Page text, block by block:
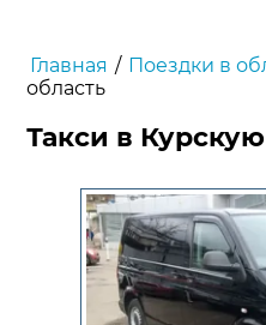
Главная / Поездки в
область
Такси в